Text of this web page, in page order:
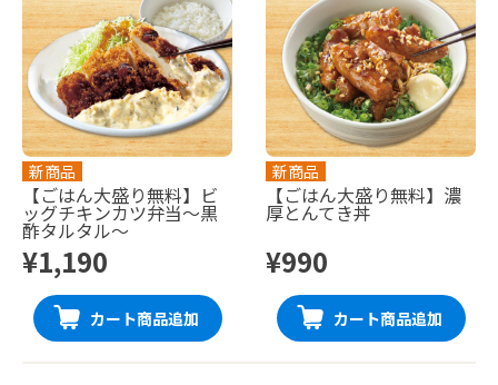
新商品
【ごはん大盛り無料】ビ
ッグチキンカツ弁当〜黒
酢タルタル〜
¥1,190
カート商品追加
新商品
【ごはん大盛り無料】濃
厚とんてき丼
¥990
カート商品追加